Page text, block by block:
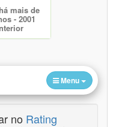
mais de
- 2001
Menu
no Rating